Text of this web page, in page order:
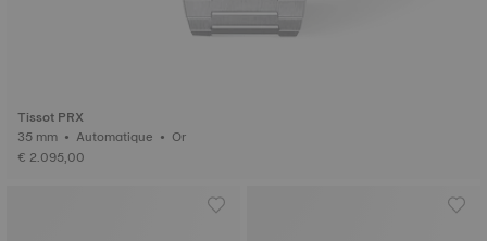
Tissot PRX
35 mm • Automatique • Or
€ 2.095,00